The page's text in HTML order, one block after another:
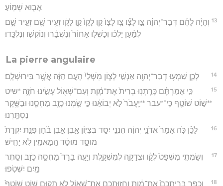
אָב֖וּא שְׁמֽוֹעַ׃
13 וְהָיָ֨ה לָהֶ֜ם דְּבַר־יְהוָ֗ה צַ֣ו לָצָ֞ו צַ֤ו לָצָו֙ קַ֤ו לָקָו֙ קַ֣ו לָקָ֔ו זְעֵ֥יר שָׁ֖ם זְעֵ֣יר שָׁ֑ם
לְמַ֨עַן יֵלְכ֜וּ וְכָשְׁל֤וּ אָחוֹר֙ וְנִשְׁבָּ֔רוּ וְנוֹקְשׁ֖וּ וְנִלְכָּֽדוּ׃
La pierre angulaire
14 לָכֵ֛ן שִׁמְע֥וּ דְבַר־יְהוָ֖ה אַנְשֵׁ֣י לָצ֑וֹן מֹֽשְׁלֵי֙ הָעָ֣ם הַזֶּ֔ה אֲשֶׁ֖ר בִּירוּשָׁלִָֽם׃
15
כִּ֣י אֲמַרְתֶּ֗ם כָּרַ֤תְנֽוּ בְרִית֙ אֶת־מָ֔וֶת וְעִם־שְׁא֖וֹל עָשִׂ֣ינוּ חֹזֶ֑ה *שיט
**שׁ֣וֹט שׁוֹטֵ֤ף כִּֽי־*עבר **יַֽעֲבֹר֙ לֹ֣א יְבוֹאֵ֔נוּ כִּ֣י שַׂ֧מְנוּ כָזָ֛ב מַחְסֵ֖נוּ וּבַשֶּׁ֥קֶר
נִסְתָּֽרְנוּ׃
16
לָכֵ֗ן כֹּ֤ה אָמַר֙ אֲדֹנָ֣י יְהוִ֔ה הִנְנִ֛י יִסַּ֥ד בְּצִיּ֖וֹן אָ֑בֶן אֶ֣בֶן בֹּ֜חַן פִּנַּ֤ת יִקְרַת֙
מוּסָ֣ד מוּסָּ֔ד הַֽמַּאֲמִ֖ין לֹ֥א יָחִֽישׁ׃
17
וְשַׂמְתִּ֤י מִשְׁפָּט֙ לְקָ֔ו וּצְדָקָ֖ה לְמִשְׁקָ֑לֶת וְיָעָ֤ה בָרָד֙ מַחְסֵ֣ה כָזָ֔ב וְסֵ֥תֶר
מַ֖יִם יִשְׁטֹֽפוּ׃
18
וְכֻפַּ֤ר בְּרִֽיתְכֶם֙ אֶת־מָ֔וֶת וְחָזוּתְכֶ֥ם אֶת־שְׁא֖וֹל לֹ֣א תָק֑וּם שׁ֤וֹט שׁוֹטֵף֙